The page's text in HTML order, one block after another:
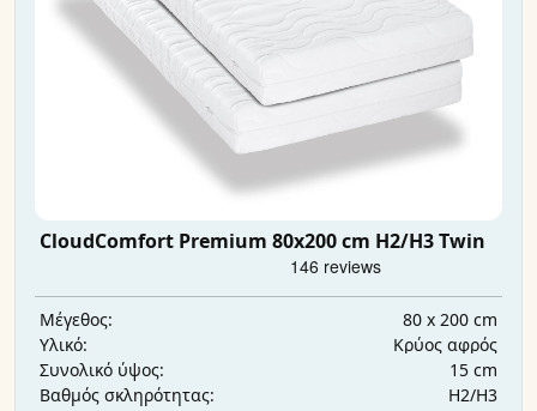
CloudComfort Premium 80x200 cm H2/H3 Twin
Μέγεθος:
80 x 200 cm
Υλικό:
Κρύος αφρός
Συνολικό ύψος:
15 cm
Βαθμός σκληρότητας:
H2/H3